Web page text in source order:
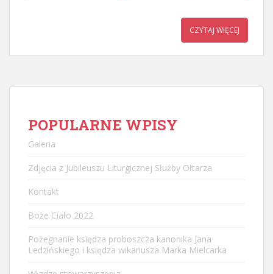
CZYTAJ WIĘCEJ
POPULARNE WPISY
Galeria
Zdjęcia z Jubileuszu Liturgicznej Służby Ołtarza
Kontakt
Boże Ciało 2022
Pożegnanie księdza proboszcza kanonika Jana
Ledzińskiego i księdza wikariusza Marka Mielcarka